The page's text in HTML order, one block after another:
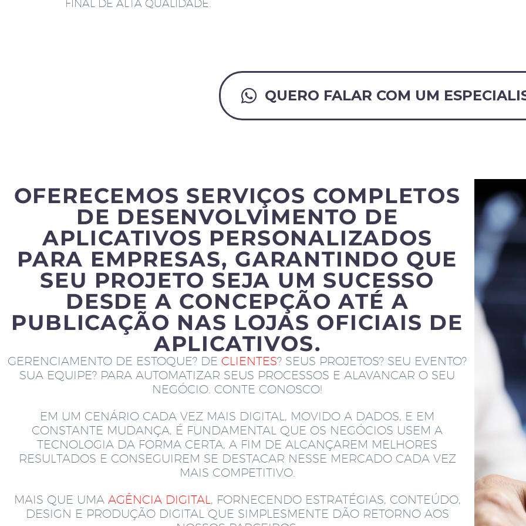
FINAL DE ALTA QUALIDADE.
QUERO FALAR COM UM
OFERECEMOS SERVIÇOS COMPLETOS
DE DESENVOLVIMENTO DE
APLICATIVOS PERSONALIZADOS
PARA EMPRESAS, GARANTINDO QUE
SEU PROJETO SEJA UM SUCESSO
DESDE A CONCEPÇÃO ATÉ A
PUBLICAÇÃO NAS LOJAS OFICIAIS DE
APLICATIVOS.
GERENCIAMENTO DE ESTOQUE? DE CLIENTES? SEUS PROJETOS? SEU EVENTO?
SUA EQUIPE? PARA AUTOMATIZAR SEUS PROCESSOS E ALAVANCAR O SEU
NEGÓCIO. CONTE CONOSCO!
EM UM CENÁRIO CADA VEZ MAIS DIGITAL, MOVIDO A DADOS, E EM
CONSTANTE MUDANÇA, É FUNDAMENTAL QUE OS NEGÓCIOS USEM A
TECNOLOGIA DA FORMA CERTA, A FIM DE ALCANÇAREM MELHORES
RESULTADOS E CONSEGUIREM SE DESTACAR NESSE MERCADO CADA VEZ
MAIS COMPETITIVO.
MAIS QUE UMA AGÊNCIA DIGITAL, FORNECENDO ESTRATÉGIAS, CONTEÚDO,
DESIGN E PRODUÇÃO DIGITAL QUE SIMPLESMENTE DÃO RETORNO AOS